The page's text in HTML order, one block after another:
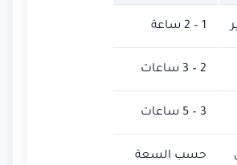
1 – 2 ساعة
2 – 3 ساعات
3 – 5 ساعات
حسب السعة